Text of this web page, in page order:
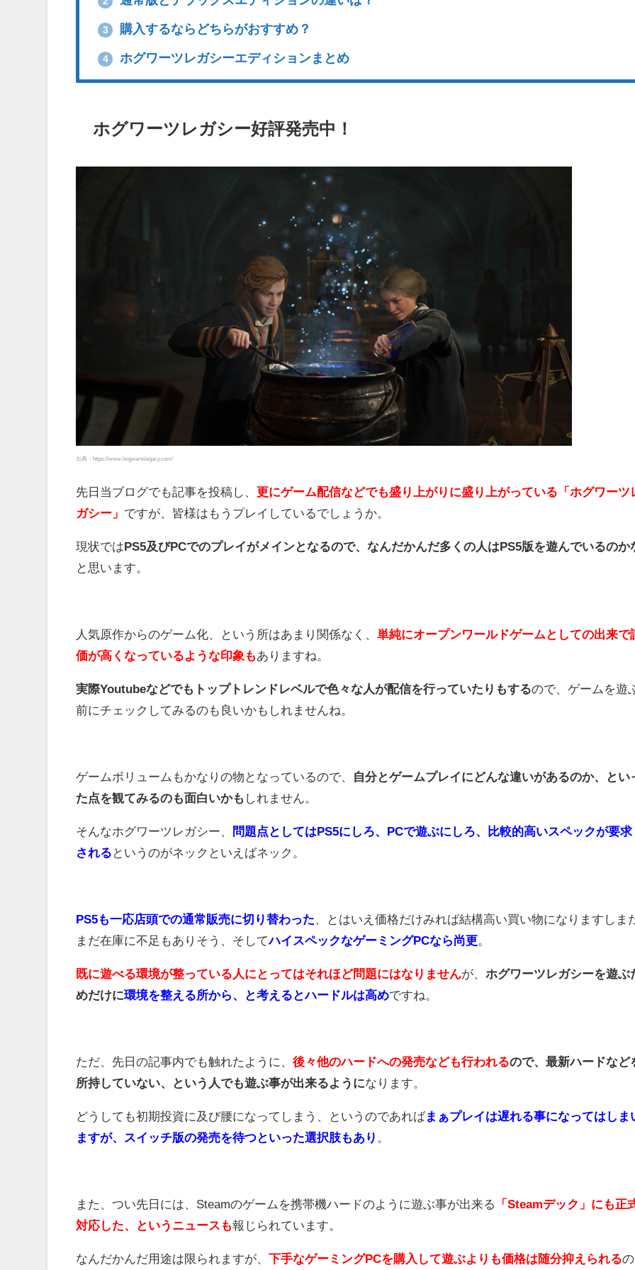
3 購入するならどちらがおすすめ？
4 ホグワーツレガシーエディションまとめ
ホグワーツレガシー好評発売中！
出典：https://www.hogwartslegacy.com/
先日当ブログでも記事を投稿し、更にゲーム配信などでも盛り上がりに盛り上がっている「ホグワーツ
ガシー」 ですが、皆様はもうプレイしているでしょうか。
現状ではPS5及びPCでのプレイがメインとなるので、なんだかんだ多くの人はPS5版を遊んでいるのか
と思います。
人気原作からのゲーム化、という所はあまり関係なく、単純にオープンワールドゲームとしての出来で
価が高くなっているような印象もありますね。
実際Youtubeなどでもトップトレンドレベルで色々な人が配信を行っていたりもするので、ゲームを遊
前にチェックしてみるのも良いかもしれませんね。
ゲームボリュームもかなりの物となっているので、
自分とゲームプレイにどんな違いがあるのか、とい
た点を観てみるのも面白いかも しれません。
そんなホグワーツレガシー、
問題点としてはPS5にしろ、PCで遊ぶにしろ、比較的高いスペックが要求
される というのがネックといえばネック。
PS5も一応店頭での通常販売に切り替わった 、とはいえ価格だけみれば結構高い買い物になりますしま
まだ在庫に不足もありそう、そしてハイスペックなゲーミングPCなら尚更
既に遊べる環境が整っている人にとってはそれほど問題にはなりませんが、 ホグワーツレガシーを遊ぶ
めだけに環境を整える所から、と考えるとハードルは高めですね。
ただ、先日の記事内でも触れたように、後々他のハードへの発売なども行われるので、最新ハードなど
所持していない、という人でも遊ぶ事が出来るようになります。
どうしても初期投資に及び腰になってしまう、というのであればまぁプレイは遅れる事になってはしま
ますが、スイッチ版の発売を待つといった選択肢もあり
また、つい先日には、Steamのゲームを携帯機ハードのように遊ぶ事が出来る
「Steamデック」にも正
対応した、というニュースも報じられています。
なんだかんだ用途は限られますが、下手なゲーミングPCを購入して遊ぶよりも価格は随分抑えられるの